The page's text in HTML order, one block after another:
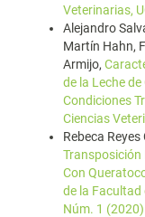
Veterinarias,
Alejandro
Martín Hahn,
Armijo,
de la Leche
Condiciones
Ciencias
Rebeca
Transposición
Con
de la Facultad
Núm. 1 (2020)